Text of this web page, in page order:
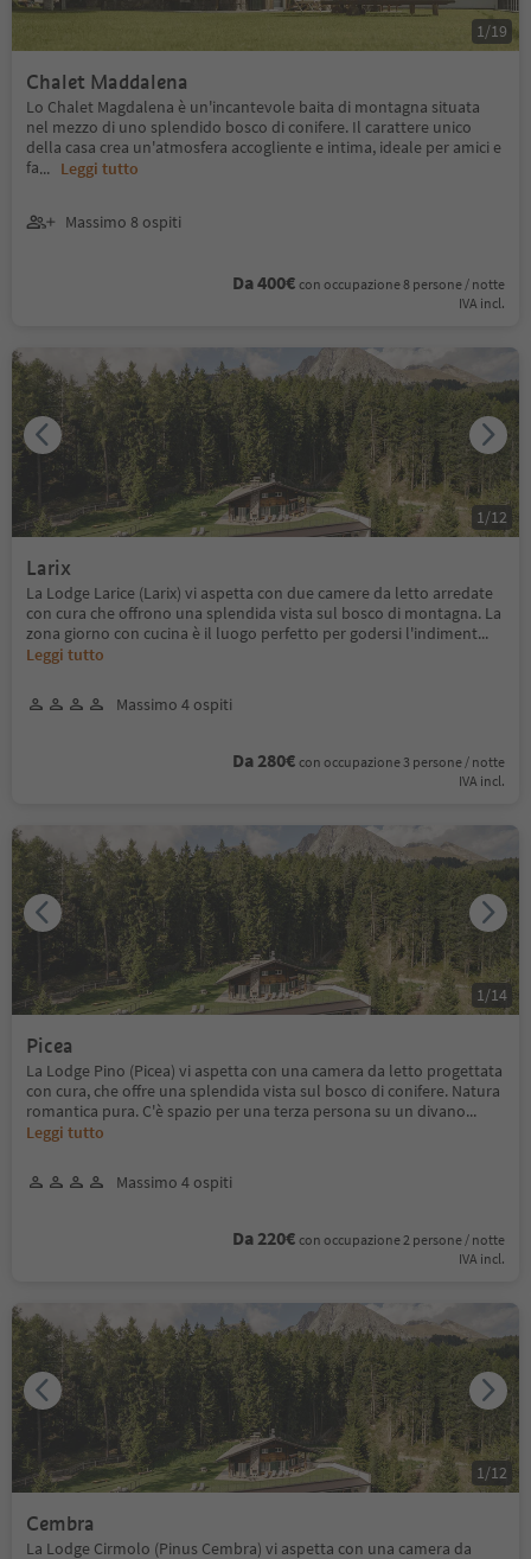
Chalet Maddalena
Lo Chalet Magdalena è un'incantevole baita di montagna situata
nel mezzo di uno splendido bosco di conifere. Il carattere unico
della casa crea un'atmosfera accogliente e intima, ideale per amici e
fa... Leggi tutto
Massimo 8 ospiti
Da 400€ con occupazione 8 persone / notte
IVA incl.
1 /19
Larix
La Lodge Larice (Larix) vi aspetta con due camere da letto arredate
con cura che offrono una splendida vista sul bosco di montagna. La
zona giorno con cucina è il luogo perfetto per godersi l'indiment...
Leggi tutto
Massimo 4 ospiti
Da 280€ con occupazione 3 persone / notte
IVA incl.
1 /12
Picea
La Lodge Pino (Picea) vi aspetta con una camera da letto progettata
con cura, che offre una splendida vista sul bosco di conifere. Natura
romantica pura. C'è spazio per una terza persona su un divano...
Leggi tutto
Massimo 4 ospiti
Da 220€ con occupazione 2 persone / notte
IVA incl.
1 /14
Cembra
La Lodge Cirmolo (Pinus Cembra) vi aspetta con una camera da
1 /12